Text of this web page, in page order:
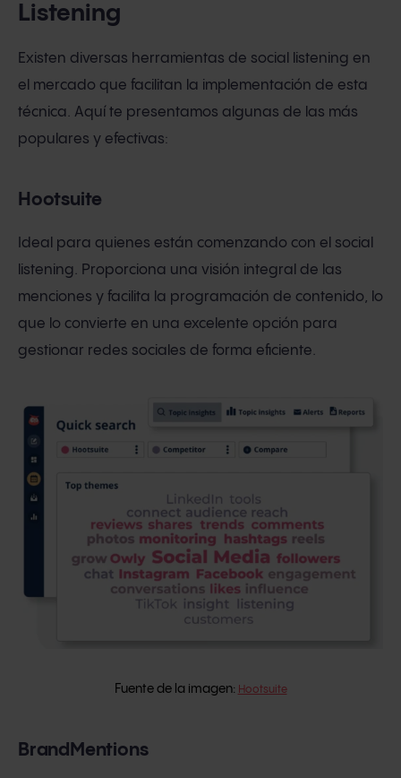
Listening
Existen diversas herramientas de social listening en
el mercado que facilitan la implementación de esta
técnica. Aquí te presentamos algunas de las más
populares y efectivas:
Hootsuite
Ideal para quienes están comenzando con el social
listening. Proporciona una visión integral de las
menciones y facilita la programación de contenido, lo
que lo convierte en una excelente opción para
gestionar redes sociales de forma eficiente.
Fuente de la imagen: Hootsuite
BrandMentions